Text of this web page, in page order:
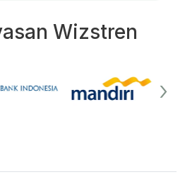
Wizstren
›